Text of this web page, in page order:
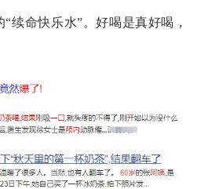
续命快乐水”。好喝是真好喝，